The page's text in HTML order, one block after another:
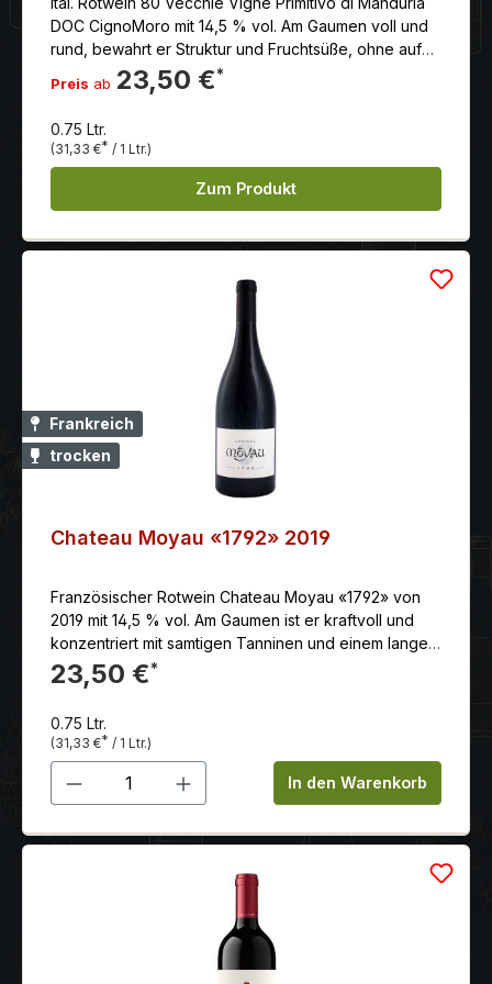
DOC CignoMoro mit 14,5 % vol. Am Gaumen voll und
rund, bewahrt er Struktur und Fruchtsüße, ohne auf
Frische und Rundheit zu verzichten.
Preis ab 23,50 €*
0.75 Ltr.
(31,33 €* / 1 Ltr.)
Zum Produkt
Frankreich
trocken
Chateau Moyau «1792» 2019
Französischer Rotwein Chateau Moyau «1792» von
2019 mit 14,5 % vol. Am Gaumen ist er kraftvoll und
konzentriert mit samtigen Tanninen und einem langen
Abgang.
23,50 €*
0.75 Ltr.
(31,33 €* / 1 Ltr.)
Produkt Anzahl: Gib denIn den Warenkorb